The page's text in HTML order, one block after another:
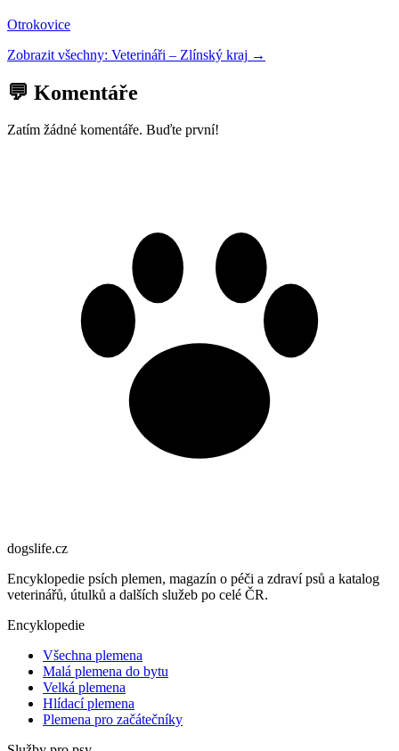
Otrokovice
Zobrazit všechny: Veterináři – Zlínský kraj →
💬 Komentáře
Zatím žádné komentáře. Buďte první!
dogslife.cz
Encyklopedie psích plemen, magazín o péči a zdraví psů a katalog
veterinářů, útulků a dalších služeb po celé ČR.
Encyklopedie
Všechna plemena
Malá plemena do bytu
Velká plemena
Hlídací plemena
Plemena pro začátečníky